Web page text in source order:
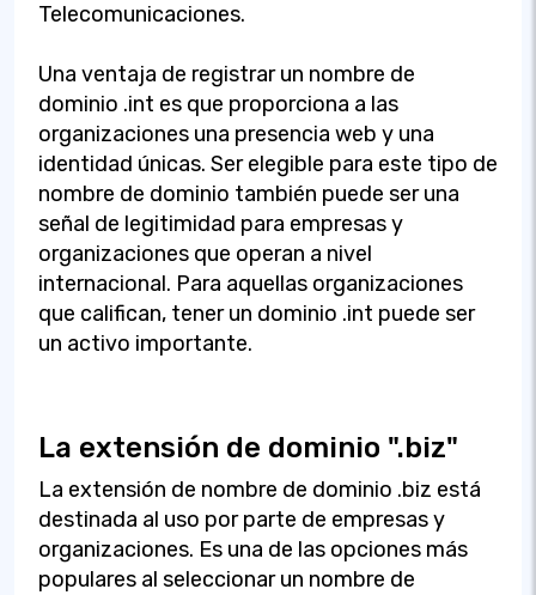
Telecomunicaciones.
Una ventaja de registrar un nombre de
dominio .int es que proporciona a las
organizaciones una presencia web y una
identidad únicas. Ser elegible para este tipo de
nombre de dominio también puede ser una
señal de legitimidad para empresas y
organizaciones que operan a nivel
internacional. Para aquellas organizaciones
que califican, tener un dominio .int puede ser
un activo importante.
La extensión de dominio ".biz"
La extensión de nombre de dominio .biz está
destinada al uso por parte de empresas y
organizaciones. Es una de las opciones más
populares al seleccionar un nombre de